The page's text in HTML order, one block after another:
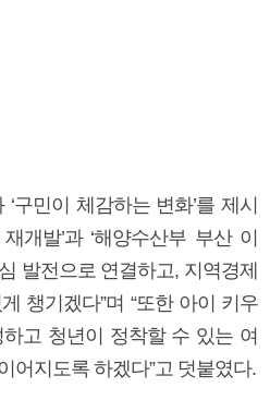
‘구민이 체감하는 변화’를 제시
개발’과 ‘해양수산부 부산 이
발전으로 연결하고, 지역경제
챙기겠다”며 “또한 아이 키우
고 청년이 정착할 수 있는 여
어지도록 하겠다”고 덧붙였다.